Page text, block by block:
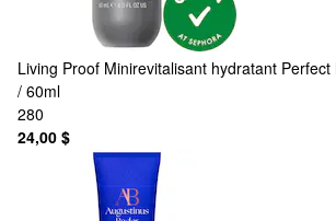
Living Proof Minirevitalisant hydratant
/ 60ml
280
24,00 $